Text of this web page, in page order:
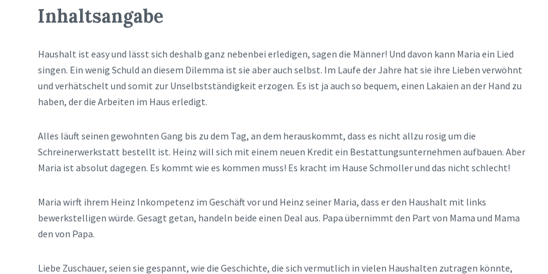
Inhaltsangabe
Haushalt ist easy und lässt sich deshalb ganz nebenbei erledigen, sagen die Männer! Und davon kann Maria ein Lied
singen. Ein wenig Schuld an diesem Dilemma ist sie aber auch selbst. Im Laufe der Jahre hat sie ihre Lieben verwöhnt
und verhätschelt und somit zur Unselbstständigkeit erzogen. Es ist ja auch so bequem, einen Lakaien an der Hand zu
haben, der die Arbeiten im Haus erledigt.
Alles läuft seinen gewohnten Gang bis zu dem Tag, an dem herauskommt, dass es nicht allzu rosig um die
Schreinerwerkstatt bestellt ist. Heinz will sich mit einem neuen Kredit ein Bestattungsunternehmen aufbauen. Aber
Maria ist absolut dagegen. Es kommt wie es kommen muss! Es kracht im Hause Schmoller und das nicht schlecht!
Maria wirft ihrem Heinz Inkompetenz im Geschäft vor und Heinz seiner Maria, dass er den Haushalt mit links
bewerkstelligen würde. Gesagt getan, handeln beide einen Deal aus. Papa übernimmt den Part von Mama und Mama
den von Papa.
Liebe Zuschauer, seien sie gespannt, wie die Geschichte, die sich vermutlich in vielen Haushalten zutragen könnte,